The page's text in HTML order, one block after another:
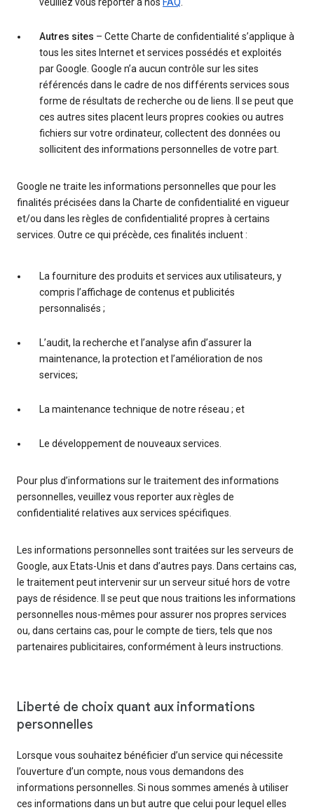
Autres sites – Cette Charte de confidentialité s’applique à
tous les sites Internet et services possédés et exploités
par Google. Google n’a aucun contrôle sur les sites
référencés dans le cadre de nos différents services sous
forme de résultats de recherche ou de liens. Il se peut que
ces autres sites placent leurs propres cookies ou autres
fichiers sur votre ordinateur, collectent des données ou
sollicitent des informations personnelles de votre part.
Google ne traite les informations personnelles que pour les
finalités précisées dans la Charte de confidentialité en vigueur
et/ou dans les règles de confidentialité propres à certains
services. Outre ce qui précède, ces finalités incluent :
La fourniture des produits et services aux utilisateurs, y
compris l’affichage de contenus et publicités
personnalisés ;
L’audit, la recherche et l’analyse afin d’assurer la
maintenance, la protection et l’amélioration de nos
services;
La maintenance technique de notre réseau ; et
Le développement de nouveaux services.
Pour plus d’informations sur le traitement des informations
personnelles, veuillez vous reporter aux règles de
confidentialité relatives aux services spécifiques.
Les informations personnelles sont traitées sur les serveurs de
Google, aux Etats-Unis et dans d’autres pays. Dans certains cas,
le traitement peut intervenir sur un serveur situé hors de votre
pays de résidence. Il se peut que nous traitions les informations
personnelles nous-mêmes pour assurer nos propres services
ou, dans certains cas, pour le compte de tiers, tels que nos
partenaires publicitaires, conformément à leurs instructions.
Liberté de choix quant aux informations
personnelles
Lorsque vous souhaitez bénéficier d’un service qui nécessite
l’ouverture d’un compte, nous vous demandons des
informations personnelles. Si nous sommes amenés à utiliser
ces informations dans un but autre que celui pour lequel elles